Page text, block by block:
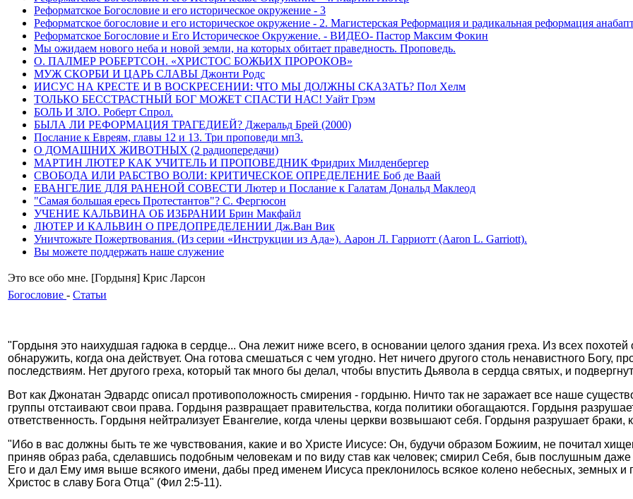
Реформатское Богословие и его историческое окружение - 3
Реформатское богословие и его историческое окружение - 2. Магистерская Реформация и радикальная реформация
Реформатское Богословие и Его Историческое Окружение. - ВИДЕО- Пастор Максим Фокин
Мы ожидаем нового неба и новой земли, на которых обитает праведность. Проповедь.
О. ПАЛМЕР РОБЕРТСОН. «ХРИСТОС БОЖЬИХ ПРОРОКОВ»
МУЖ СКОРБИ И ЦАРЬ СЛАВЫ Джонти Родс
ИИСУС НА КРЕСТЕ И В ВОСКРЕСЕНИИ: ЧТО МЫ ДОЛЖНЫ СКАЗАТЬ? Пол Хелм
ТОЛЬКО БЕССТРАСТНЫЙ БОГ МОЖЕТ СПАСТИ НАС! Уайт Грэм
БОЛЬ И ЗЛО. Роберт Спрол.
БЫЛА ЛИ РЕФОРМАЦИЯ ТРАГЕДИЕЙ? Джеральд Брей (2000)
Послание к Евреям, главы 12 и 13. Три проповеди мп3.
О ДОМАШНИХ ЖИВОТНЫХ (2 радиопередачи)
МАРТИН ЛЮТЕР КАК УЧИТЕЛЬ И ПРОПОВЕДНИК Фридрих Милденбергер
СВОБОДА ИЛИ РАБСТВО ВОЛИ: КРИТИЧЕСКОЕ ОПРЕДЕЛЕНИЕ Боб де Ваай
ЕВАНГЕЛИЕ ДЛЯ РАНЕНОЙ СОВЕСТИ Лютер и Послание к Галатам Дональд Маклеод
"Самая большая ересь Протестантов"? С. Фергюсон
УЧЕНИЕ КАЛЬВИНА ОБ ИЗБРАНИИ Брин Макфайл
ЛЮТЕР И КАЛЬВИН О ПРЕДОПРЕДЕЛЕНИИ Дж.Ван Вик
Уничтожьте Пожертвования. (Из серии «Инструкции из Ада»). Аарон Л. Гарриотт (Aaron L. Garriott).
Вы можете поддержать наше служение
Это все обо мне. [Гордыня] Крис Ларсон
Богословие - Статьи
"Гордыня это наихудшая гадюка в сердце... Она лежит ниже всего, в основании целого здания греха. Из всех
обнаружить, когда она действует. Она готова смешаться с чем угодно. Нет ничего другого столь ненавистного Богу,
последствиям. Нет другого греха, который так много бы делал, чтобы впустить Дьявола в сердца святых, и
Вот как Джонатан Эдвардс описал противоположность смирения - гордыню. Ничто так не заражает все наше
группы отстаивают свои права. Гордыня развращает правительства, когда политики обогащаются. Гордыня
ответственность. Гордыня нейтрализует Евангелие, когда члены церкви возвышают себя. Гордыня разрушает браки,
"Ибо в вас должны быть те же чувствования, какие и во Христе Иисусе: Он, будучи образом Божиим, не почитал
приняв образ раба, сделавшись подобным человекам и по виду став как человек; смирил Себя, быв послушным
Его и дал Ему имя выше всякого имени, дабы пред именем Иисуса преклонилось всякое колено небесных, земных и
Христос в славу Бога Отца" (Фил 2:5-11).